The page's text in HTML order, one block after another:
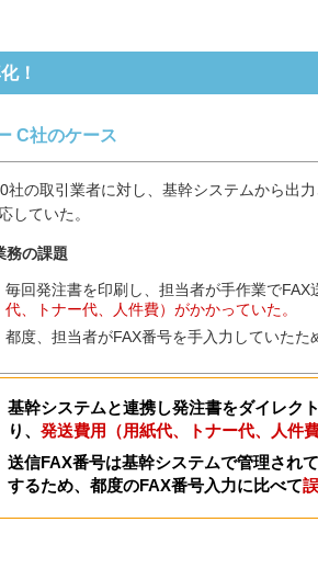
！
C社のケース
社の取引業者に対し、基幹システムから出
していた。
務の課題
毎回発注書を印刷し、担当者が手作業でFAX
代、トナー代、人件費）がかかっていた。
都度、担当者がFAX番号を手入力していたた
基幹システムと連携し発注書をダイレク
り、発送費用（用紙代、トナー代、人件
送信FAX番号は基幹システムで管理され
するため、都度のFAX番号入力に比べて